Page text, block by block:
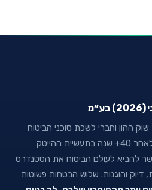
ההון וחברי לשכת סוכני הביטוח
בישראל. נוסדה ע״י זאב יופה לאחר 40+ שנה בתעשיית ההייטק
להביא לעולם הביטוח את הסטנדרט
דיוק והוגנות. שלוש הבטחות פשוטות